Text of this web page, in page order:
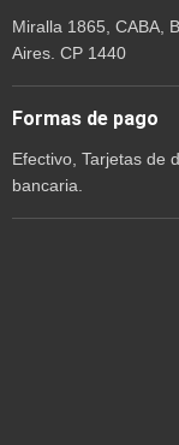
Miralla 1865, CABA,
Aires. CP 1440
Formas de pago
Efectivo, Tarjetas de
bancaria.